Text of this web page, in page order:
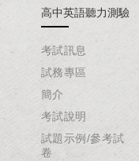
高中英語聽力測驗
考試訊息
試務專區
簡介
考試說明
試題示例/參考試
卷